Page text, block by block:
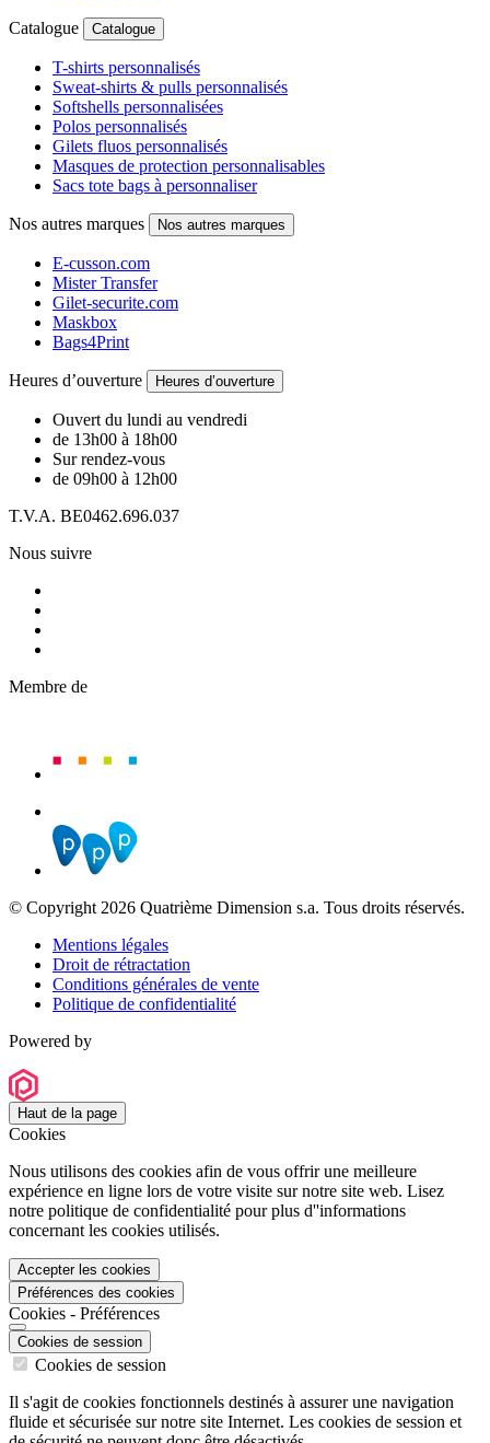
Catalogue Catalogue
T-shirts personnalisés
Sweat-shirts & pulls personnalisés
Softshells personnalisées
Polos personnalisés
Gilets fluos personnalisés
Masques de protection personnalisables
Sacs tote bags à personnaliser
Nos autres marques Nos autres marques
E-cusson.com
Mister Transfer
Gilet-securite.com
Maskbox
Bags4Print
Heures d’ouverture Heures d’ouverture
Ouvert du lundi au vendredi
de 13h00 à 18h00
Sur rendez-vous
de 09h00 à 12h00
T.V.A. BE0462.696.037
Nous suivre
Membre de
© Copyright 2026 Quatrième Dimension s.a. Tous droits réservés.
Mentions légales
Droit de rétractation
Conditions générales de vente
Politique de confidentialité
Powered by
Haut de la page
Cookies
Nous utilisons des cookies afin de vous offrir une meilleure
expérience en ligne lors de votre visite sur notre site web. Lisez
notre politique de confidentialité pour plus d''informations
concernant les cookies utilisés.
Accepter les cookies
Préférences des cookies
Cookies - Préférences
Cookies de session
Cookies de session
Il s'agit de cookies fonctionnels destinés à assurer une navigation
fluide et sécurisée sur notre site Internet. Les cookies de session et